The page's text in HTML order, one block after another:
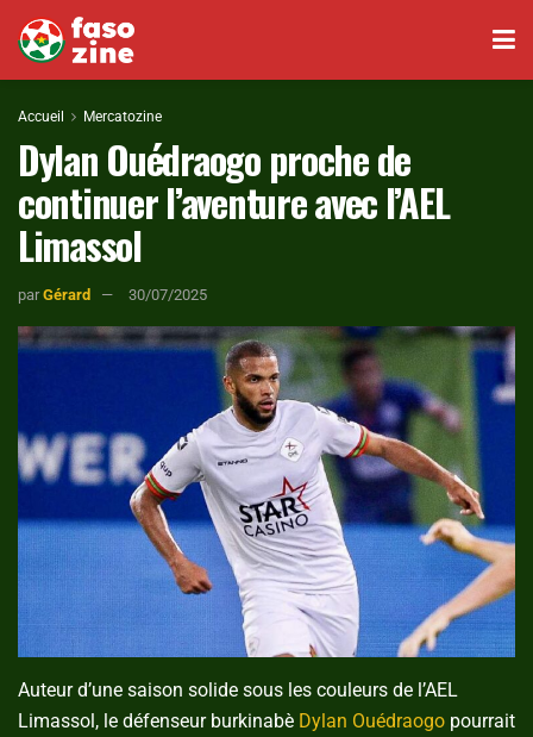
Accueil Mercatozine
Dylan Ouédraogo proche de
continuer l’aventure avec l’AEL
Limassol
par Gérard 30/07/2025
Auteur d’une saison solide sous les couleurs de l’AEL
Limassol, le défenseur burkinabè Dylan Ouédraogo pourrait